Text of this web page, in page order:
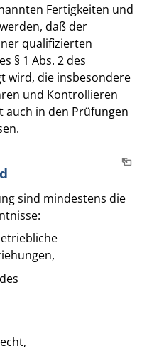
Fertigkeiten und
daß der
qualifizierten
§ 1 Abs. 2 des
wird, die insbesondere
und Kontrollieren
auch in den Prüfungen
sind mindestens die